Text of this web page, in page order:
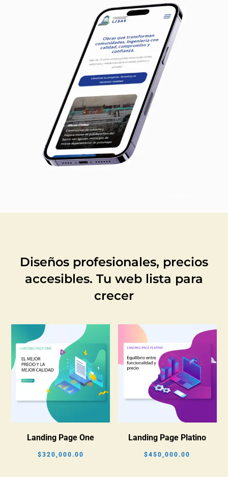
Diseños profesionales, precios
accesibles. Tu web lista para
crecer
Landing Page One
$320,000.00
Landing Page Platino
$450,000.00